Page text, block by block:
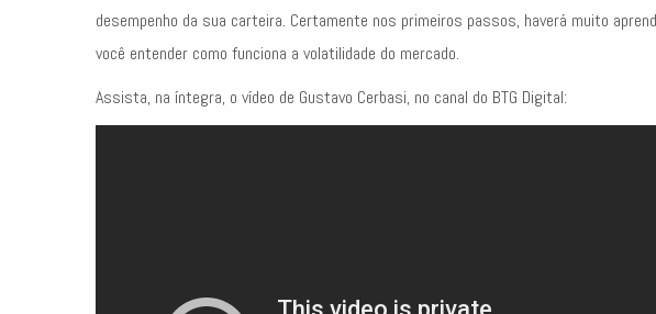
desempenho da sua carteira. Certamente nos primeiros passos, haverá muito
você entender como funciona a volatilidade do mercado.
Assista, na íntegra, o vídeo de Gustavo Cerbasi, no canal do BTG Digital: